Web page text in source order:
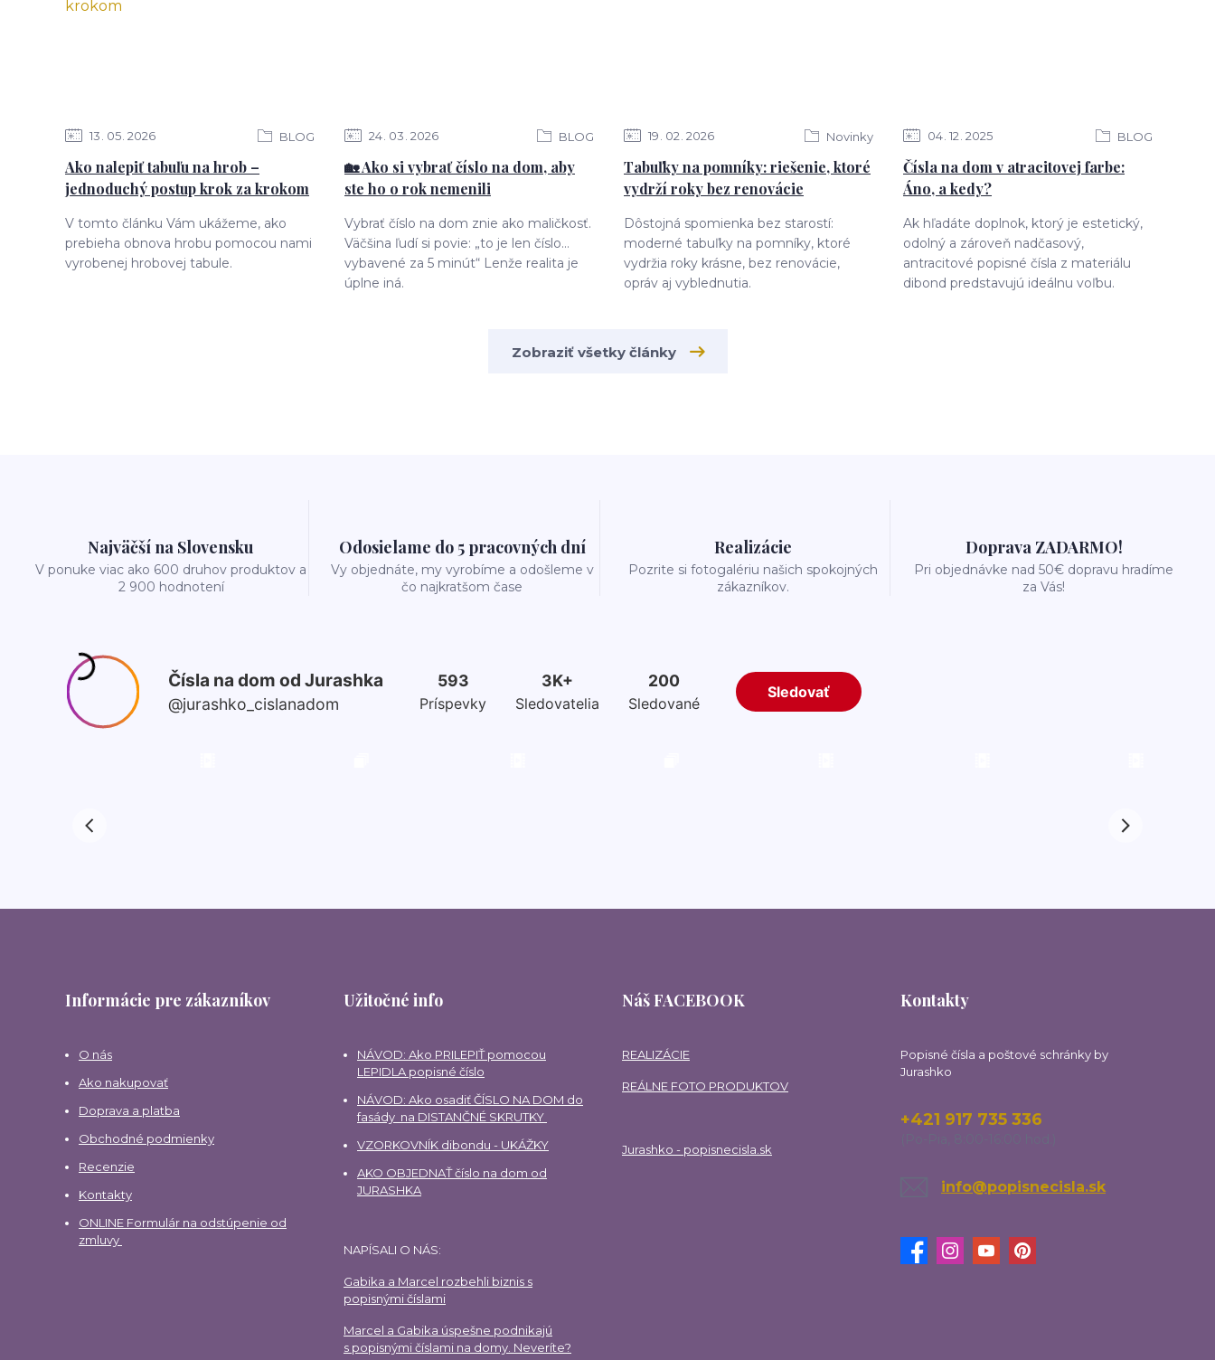
13 05 2026 BLOG
Ako nalepiť tabuľu na hrob –
jednoduchý postup krok za krokom
V tomto článku Vám ukážeme, ako
prebieha obnova hrobu pomocou nami
vyrobenej hrobovej tabule.
24 03 2026 BLOG
🏡 Ako si vybrať číslo na dom, aby
ste ho o rok nemenili
Vybrať číslo na dom znie ako maličkosť.
Väčšina ľudí si povie: „to je len číslo…
vybavené za 5 minút“ Lenže realita je
úplne iná.
19 02 2026 Novinky
Tabuľky na pomníky: riešenie, ktoré
vydrží roky bez renovácie
Dôstojná spomienka bez starostí:
moderné tabuľky na pomníky, ktoré
vydržia roky krásne, bez renovácie,
opráv aj vyblednutia.
04 12 2025 BLOG
Čísla na dom v atracitovej farbe:
Áno, a kedy?
Ak hľadáte doplnok, ktorý je estetický,
odolný a zároveň nadčasový,
antracitové popisné čísla z materiálu
dibond predstavujú ideálnu voľbu.
Zobraziť všetky články
Najväčší na Slovensku
V ponuke viac ako 600 druhov produktov a
2 900 hodnotení
Odosielame do 5 pracovných dní
Vy objednáte, my vyrobíme a odošleme v
čo najkratšom čase
Realizácie
Pozrite si fotogalériu našich spokojných
zákazníkov.
Doprava ZADARMO!
Pri objednávke nad 50€ dopravu hradíme
za Vás!
Informácie pre zákazníkov
O nás
Ako nakupovať
Doprava a platba
Obchodné podmienky
Recenzie
Kontakty
ONLINE Formulár na odstúpenie od
zmluvy
Užitočné info
NÁVOD: Ako PRILEPIŤ pomocou
LEPIDLA popisné číslo
NÁVOD: Ako osadiť ČÍSLO NA DOM do
fasády na DISTANČNÉ SKRUTKY
VZORKOVNÍK dibondu - UKÁŽKY
AKO OBJEDNAŤ číslo na dom od
JURASHKA
NAPÍSALI O NÁS:
Gabika a Marcel rozbehli biznis s
popisnými číslami
Marcel a Gabika úspešne podnikajú
s popisnými číslami na domy. Neveríte?
Náš FACEBOOK
REALIZÁCIE
REÁLNE FOTO PRODUKTOV
Jurashko - popisnecisla.sk
Kontakty
Popisné čísla a poštové schránky by
Jurashko
+421 917 735 336
info@popisnecisla.sk